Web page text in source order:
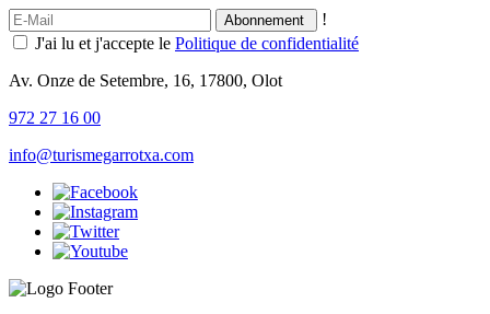
!
J'ai lu et j'accepte le Politique de confidentialité
Av. Onze de Setembre, 16, 17800, Olot
972 27 16 00
info@turismegarrotxa.com